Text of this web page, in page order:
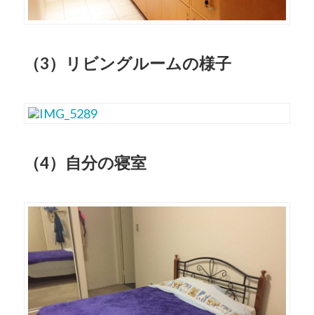
（3）リビングルームの様子
（4）自分の寝室